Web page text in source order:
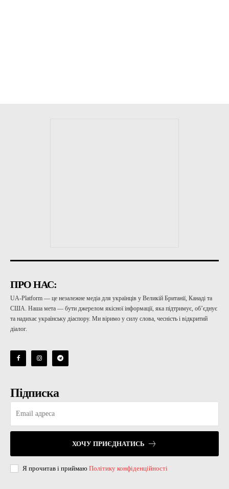
ПРО НАС:
UA-Platform — це незалежне медіа для українців у Великій Британії, Канаді та
США. Наша мета — бути джерелом якісної інформації, яка підтримує, об’єднує
та надихає українську діаспору. Ми віримо у силу слова, чесність і відкритий
діалог.
Підписка
ХОЧУ ПРИЄДНАТИСЬ
Я прочитав і приймаю Політику конфіденційності